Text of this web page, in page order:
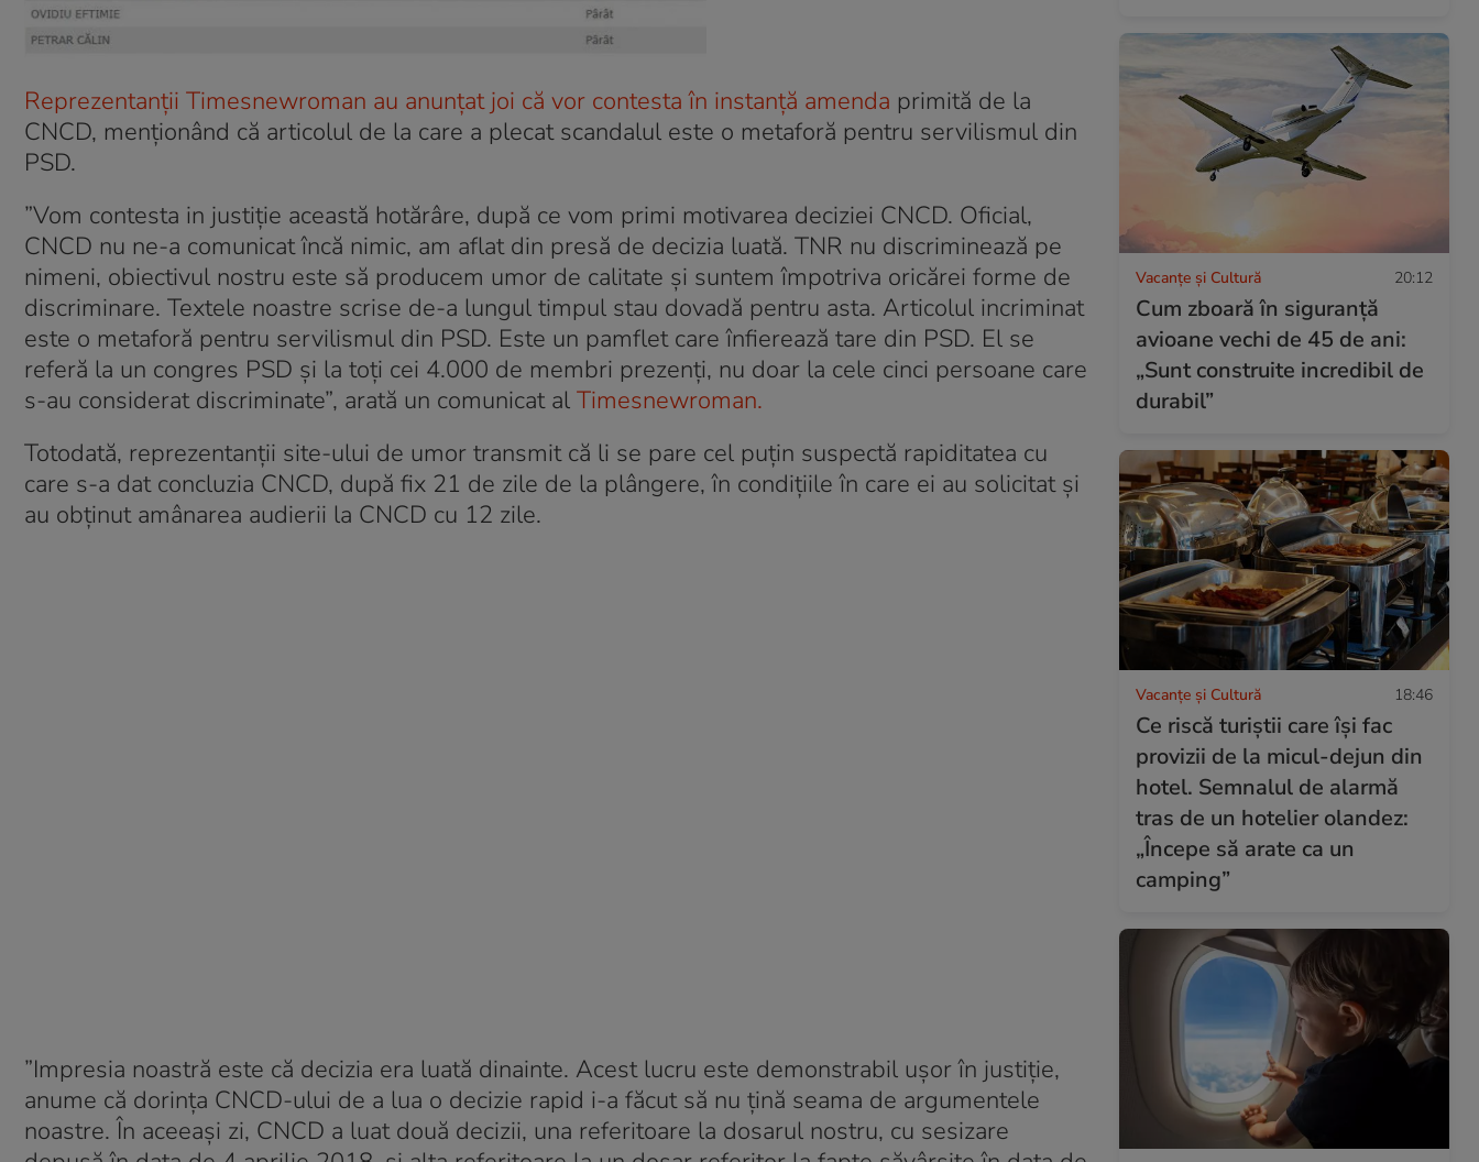
Reprezentanții Timesnewroman au anunțat joi că vor contesta în instanță amenda primită de la
CNCD, menționând că articolul de la care a plecat scandalul este o metaforă pentru servilismul din
PSD.
”Vom contesta in justiţie această hotărâre, după ce vom primi motivarea deciziei CNCD. Oficial,
CNCD nu ne-a comunicat încă nimic, am aflat din presă de decizia luată. TNR nu discriminează pe
nimeni, obiectivul nostru este să producem umor de calitate şi suntem împotriva oricărei forme de
discriminare. Textele noastre scrise de-a lungul timpul stau dovadă pentru asta. Articolul incriminat
este o metaforă pentru servilismul din PSD. Este un pamflet care înfierează tare din PSD. El se
referă la un congres PSD şi la toţi cei 4.000 de membri prezenţi, nu doar la cele cinci persoane care
s-au considerat discriminate”, arată un comunicat al Timesnewroman.
Totodată, reprezentanții site-ului de umor transmit că li se pare cel puțin suspectă rapiditatea cu
care s-a dat concluzia CNCD, după fix 21 de zile de la plângere, în condițiile în care ei au solicitat și
au obținut amânarea audierii la CNCD cu 12 zile.
”Impresia noastră este că decizia era luată dinainte. Acest lucru este demonstrabil uşor în justiţie,
anume că dorinţa CNCD-ului de a lua o decizie rapid i-a făcut să nu ţină seama de argumentele
noastre. În aceeaşi zi, CNCD a luat două decizii, una referitoare la dosarul nostru, cu sesizare
Vacanțe și Cultură 20:12
Cum zboară în siguranță
avioane vechi de 45 de ani:
„Sunt construite incredibil de
durabil”
Vacanțe și Cultură 18:46
Ce riscă turiștii care își fac
provizii de la micul-dejun din
hotel. Semnalul de alarmă
tras de un hotelier olandez:
„Începe să arate ca un
camping”